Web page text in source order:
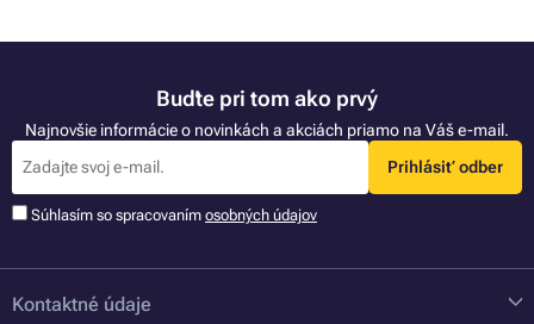
Buďte pri tom ako prvý
Najnovšie informácie o novinkách a akciách priamo na Váš e-mail.
Prihlásiť odber
Súhlasím so spracovaním osobných údajov
Kontaktné údaje